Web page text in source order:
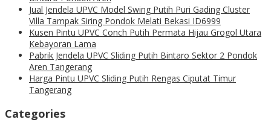
Jual Jendela UPVC Model Swing Putih Puri Gading Cluster
Villa Tampak Siring Pondok Melati Bekasi ID6999
Kusen Pintu UPVC Conch Putih Permata Hijau Grogol Utara
Kebayoran Lama
Pabrik Jendela UPVC Sliding Putih Bintaro Sektor 2 Pondok
Aren Tangerang
Harga Pintu UPVC Sliding Putih Rengas Ciputat Timur
Tangerang
Categories